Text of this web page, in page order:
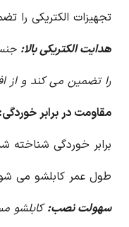
تجهیزات الکتریکی را
هدایت الکتریکی بالا:
را تضمین می کند و از
مقاومت در برابر خوردگی:
برابر خوردگی
طول عمر کابلشو می
سهولت نصب: